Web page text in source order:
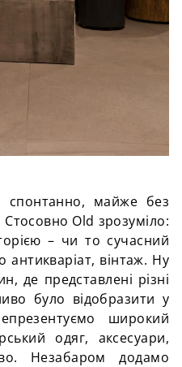
спонтанно, майже без
Стосовно Old зрозуміло:
– чи то сучасний
вінтаж. Ну
де представлені різні
було відобразити у
широкий
одяг, аксесуари,
Незабаром додамо